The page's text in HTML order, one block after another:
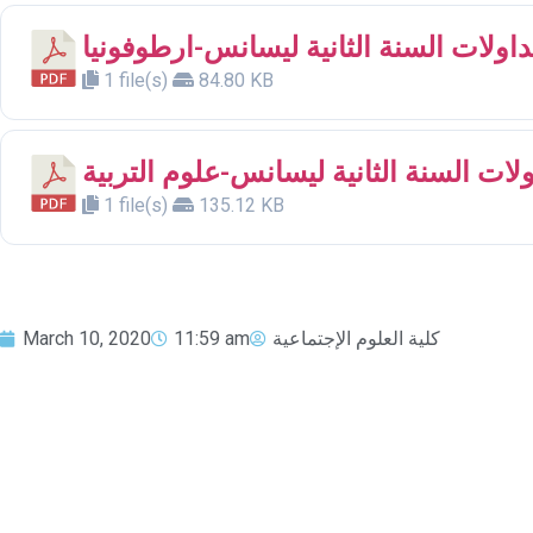
1 file(s) 84.80 KB
1 file(s) 135.12 KB
March 10, 2020 11:59 am كلية العلوم الإجتماعية